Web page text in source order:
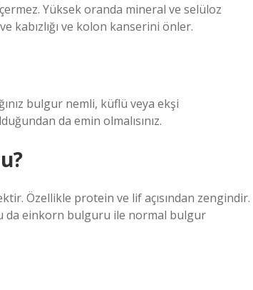
Yüksek oranda mineral ve selüloz
kabızlığı ve kolon kanserini önler.
bulgur nemli, küflü veya ekşi
da emin olmalısınız.
Özellikle protein ve lif açısından zengindir.
da einkorn bulguru ile normal bulgur